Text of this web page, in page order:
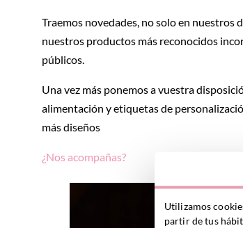
Traemos novedades, no solo en nuestros
nuestros productos más reconocidos
públicos.
Una vez más ponemos a vuestra
alimentación y etiquetas de
más diseños
¿Nos acompañas?
Utilizamos
partir de tus